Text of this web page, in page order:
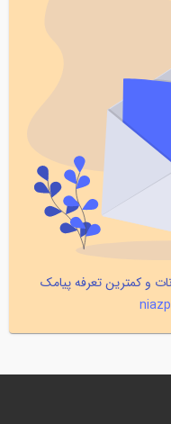
و کمترین تعرفه پیامک